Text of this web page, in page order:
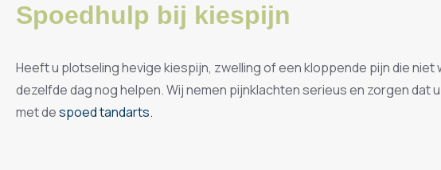
Spoedhulp bij kiespijn
Heeft u plotseling hevige kiespijn, zwelling of een kloppende pijn die
dezelfde dag nog helpen. Wij nemen pijnklachten serieus en zorgen
met despoed tandarts.